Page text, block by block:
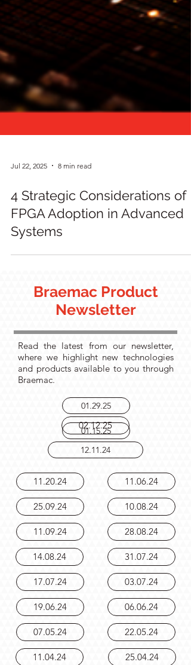
Jul 22, 2025 8 min read
4 Strategic Considerations of
FPGA Adoption in Advanced
Systems
Braemac Product
Newsletter
Read the latest from our newsletter,
where we highlight new technologies
01.29.25
01.15.25
02.12.25
12.11.24
11.20.24 11.06.24
25.09.24 10.08.24
11.09.24 28.08.24
14.08.24 31.07.24
17.07.24 03.07.24
19.06.24 06.06.24
07.05.24 22.05.24